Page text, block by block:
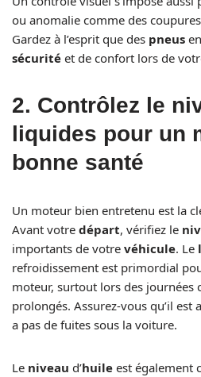
ou anomalie comme des
Gardez à l’esprit que des pneus
sécurité et de confort lors de
2. Contrôlez le
liquides pour un
bonne santé
Un moteur bien entretenu est la
Avant votre départ, vérifiez le
importants de votre véhicule. Le
refroidissement est primordial
moteur, surtout lors des journées
prolongés. Assurez-vous qu’il est
a pas de fuites sous la voiture.
Le niveau d’huile est également